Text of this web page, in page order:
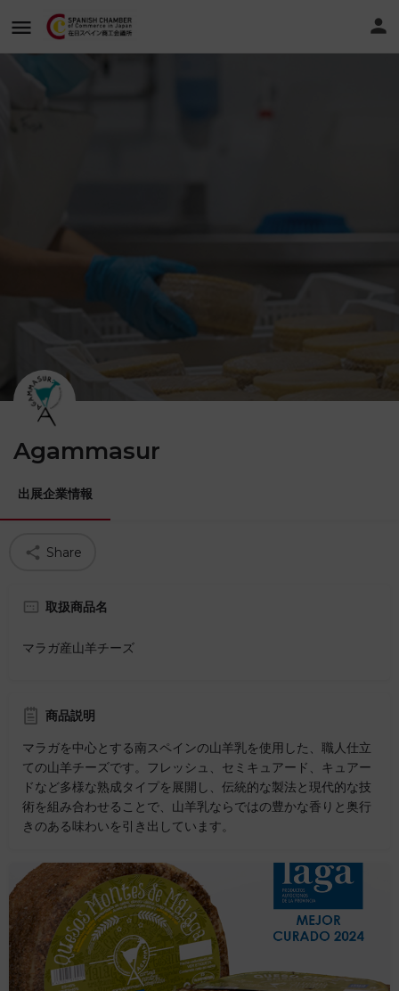
Agammasur
出展企業情報
Share
取扱商品名
マラガ産山羊チーズ
商品説明
マラガを中心とする南スペインの山羊乳を使用した、職人仕立
ての山羊チーズです。フレッシュ、セミキュアード、キュアー
ドなど多様な熟成タイプを展開し、伝統的な製法と現代的な技
術を組み合わせることで、山羊乳ならではの豊かな香りと奥行
きのある味わいを引き出しています。